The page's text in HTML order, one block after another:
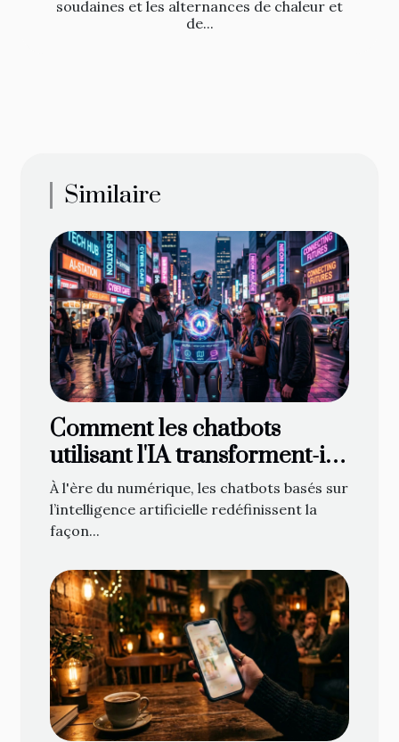
soudaines et les alternances de chaleur et
de...
Similaire
Comment les chatbots
utilisant l'IA transforment-ils
les interactions en ligne ?
À l'ère du numérique, les chatbots basés sur
l’intelligence artificielle redéfinissent la
façon...